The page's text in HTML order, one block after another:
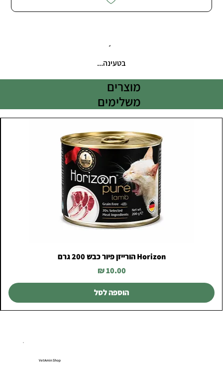
בטעינה...
מוצרים
משלימים
Horizon הורייזן פיור כבש 200 גרם
מחיר
הוספה לסל
VetAmin Shop